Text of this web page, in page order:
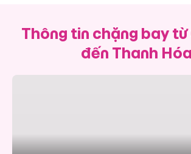
Thông tin chặng bay từ
đến Thanh Hóa